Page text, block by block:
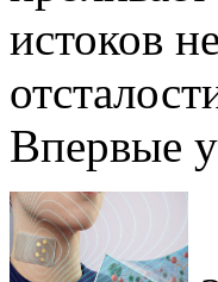
истоков
Впервые